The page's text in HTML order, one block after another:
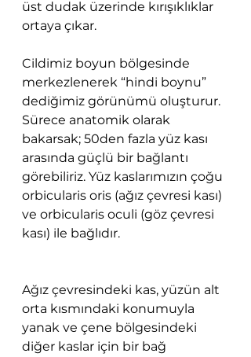
üst dudak üzerinde kırışıklıklar
ortaya çıkar.
Cildimiz boyun bölgesinde
merkezlenerek “hindi boynu”
dediğimiz görünümü oluşturur.
Sürece anatomik olarak
bakarsak; 50den fazla yüz kası
arasında güçlü bir bağlantı
görebiliriz. Yüz kaslarımızın çoğu
orbicularis oris (ağız çevresi kası)
ve orbicularis oculi (göz çevresi
kası) ile bağlıdır.
Ağız çevresindeki kas, yüzün alt
orta kısmındaki konumuyla
yanak ve çene bölgesindeki
diğer kaslar için bir bağ